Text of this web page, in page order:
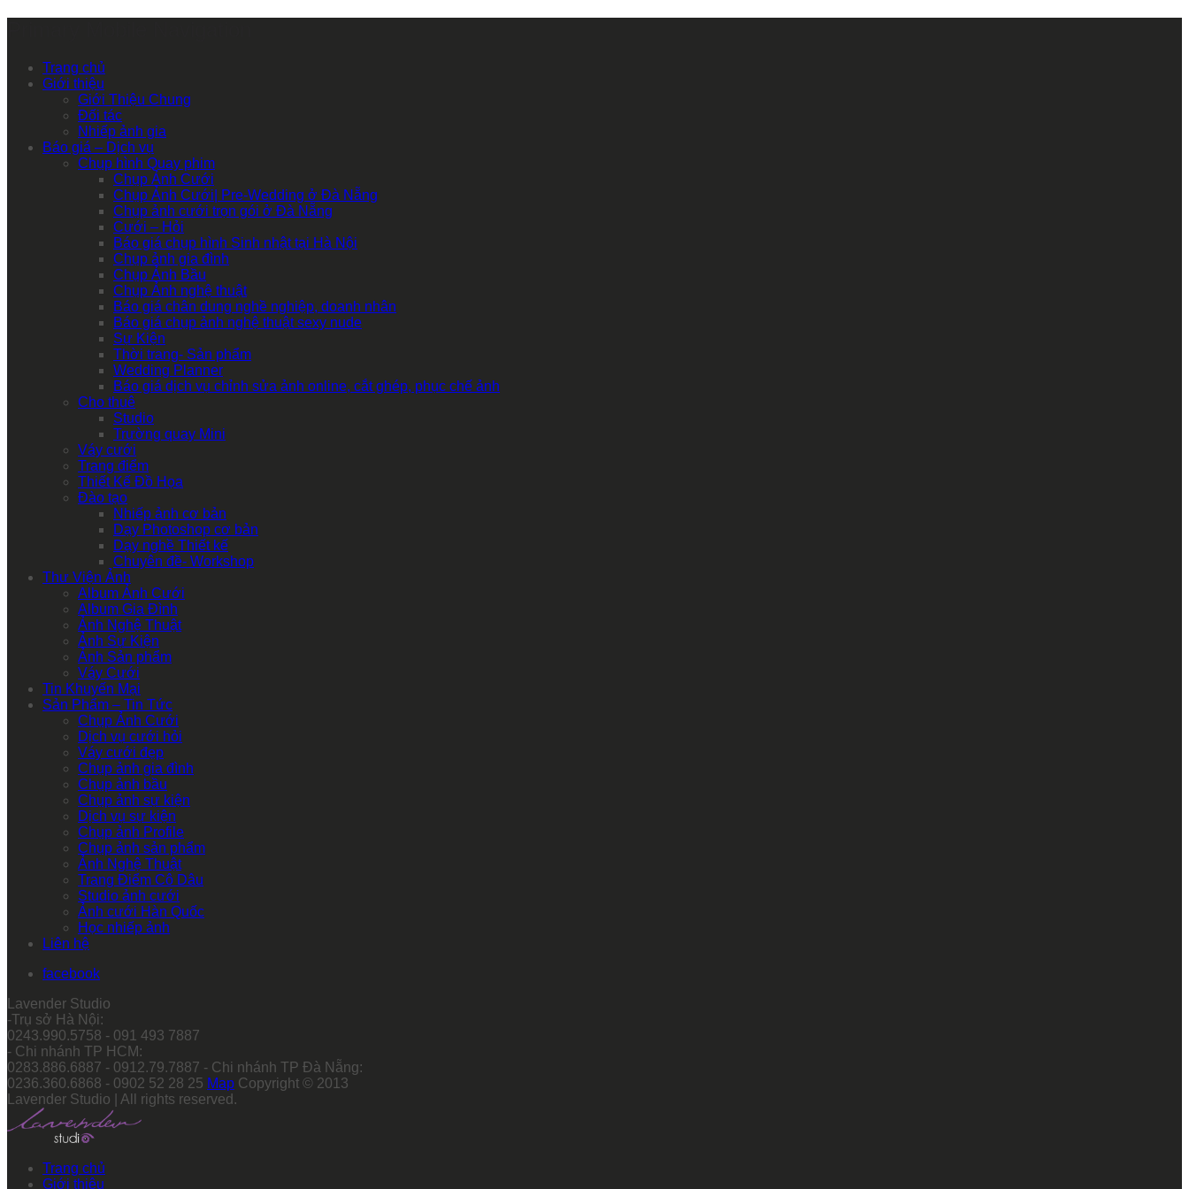
Trang chủ
Giới thiệu
Giới Thiệu Chung
Đối tác
Nhiếp ảnh gia
Báo giá – Dịch vụ
Chụp hình Quay phim
Chụp Ảnh Cưới
Chụp Ảnh Cưới| Pre-Wedding ở Đà Nẵng
Chụp ảnh cưới trọn gói ở Đà Nẵng
Cưới – Hỏi
Báo giá chụp hình Sinh nhật tại Hà Nội
Chụp ảnh gia đình
Chụp Ảnh Bầu
Chụp Ảnh nghệ thuật
Báo giá chân dung nghề nghiệp, doanh nhân
Báo giá chụp ảnh nghệ thuật sexy nude
Sự Kiện
Thời trang- Sản phẩm
Wedding Planner
Báo giá dịch vụ chỉnh sửa ảnh online, cắt ghép, phục chế ảnh
Cho thuê
Studio
Trường quay Mini
Váy cưới
Trang điểm
Thiết Kế Đồ Họa
Đào tạo
Nhiếp ảnh cơ bản
Dạy Photoshop cơ bản
Dạy nghề Thiết kế
Chuyên đề- Workshop
Thư Viện Ảnh
Album Ảnh Cưới
Album Gia Đình
Ảnh Nghệ Thuật
Ảnh Sự Kiện
Ảnh Sản phẩm
Váy Cưới
Tin Khuyến Mại
Sản Phẩm – Tin Tức
Chụp Ảnh Cưới
Dịch vụ cưới hỏi
Váy cưới đẹp
Chụp ảnh gia đình
Chụp ảnh bầu
Chụp ảnh sự kiện
Dịch vụ sự kiện
Chụp ảnh Profile
Chụp ảnh sản phẩm
Ảnh Nghệ Thuật
Trang Điểm Cô Dâu
Studio ảnh cưới
Ảnh cưới Hàn Quốc
Học nhiếp ảnh
Liên hệ
facebook
Lavender Studio
-Trụ sở Hà Nội:
0243.990.5758 - 091 493 7887
- Chi nhánh TP HCM:
0283.886.6887 - 0912.79.7887 - Chi nhánh TP Đà Nẵng:
0236.360.6868 - 0902 52 28 25 Map Copyright © 2013
Lavender Studio | All rights reserved.
Trang chủ
Giới thiệu